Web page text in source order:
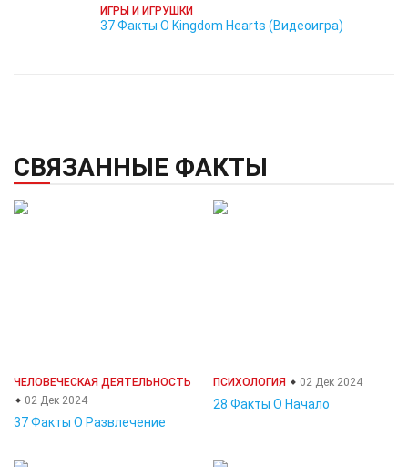
ИГРЫ И ИГРУШКИ
37 Факты О Kingdom Hearts (Видеоигра)
СВЯЗАННЫЕ ФАКТЫ
ЧЕЛОВЕЧЕСКАЯ ДЕЯТЕЛЬНОСТЬ
02 Дек 2024
37 Факты О Развлечение
ПСИХОЛОГИЯ 02 Дек 2024
28 Факты О Начало